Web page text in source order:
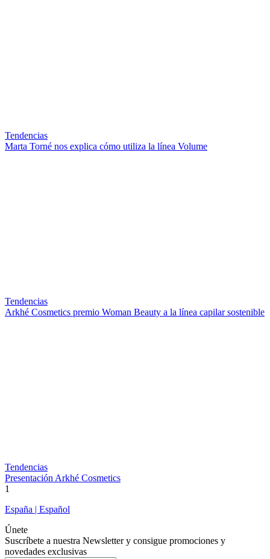
Tendencias
Marta Torné nos explica cómo utiliza la línea Volume
Tendencias
Arkhé Cosmetics premio Woman Beauty a la línea capilar sostenible
Tendencias
Presentación Arkhé Cosmetics
1
España | Español
Únete
Suscríbete a nuestra Newsletter y consigue promociones y
novedades exclusivas